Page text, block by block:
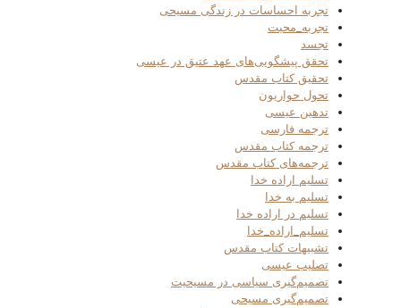
تجربه احساسات در زندگی مسیحی
تجربه_محبت
تجسد
تحقق پیشگویی‌های عهد عتیق در عیسی
تحقیق کتاب مقدس
تحول حواریون
تدهین عیسی
ترجمه فارسی
ترجمه کتاب مقدس
ترجمه‌های کتاب مقدس
تسلیم اراده خدا
تسلیم به خدا
تسلیم در اراده خدا
تسلیم_اراده_خدا
تشبیهات کتاب مقدس
تصلیب عیسی
تصمیم‌گیری سیاسی در مسیحیت
تصمیم‌گیری مسیحی